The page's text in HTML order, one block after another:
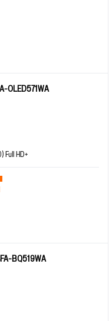
OLED571WA
Full HD+
BQ519WA